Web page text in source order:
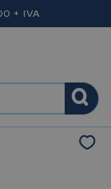
+ IVA